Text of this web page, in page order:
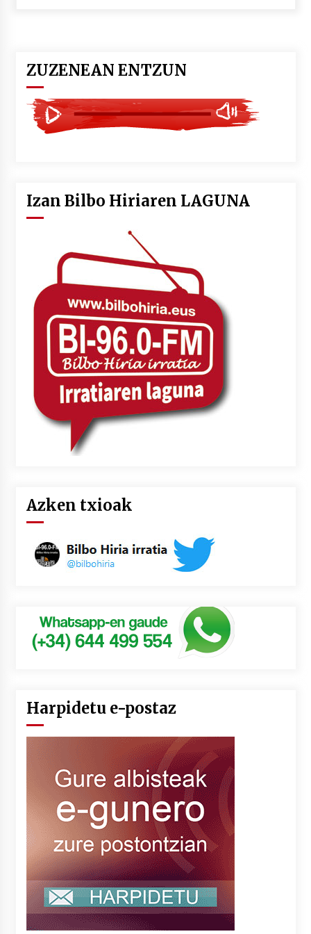
Larunbatean Plentziako Itsas Martxa ospatuko
da
2026/07/07
2026/07/07
Uribitarte40 aretoan
2026/07/03
SOINUGELA: Paul McCartney eta Ringo Starr-en
lan berriak
2026/07/03
MUSIBLA #297: Bide, Boards Of Canada, Somak,
Tiga, Twisted Teens, Underscores, Habia
2026/07/02
ZUZENEAN ENTZUN
Izan Bilbo Hiriaren LAGUNA
Azken txioak
Harpidetu e-postaz